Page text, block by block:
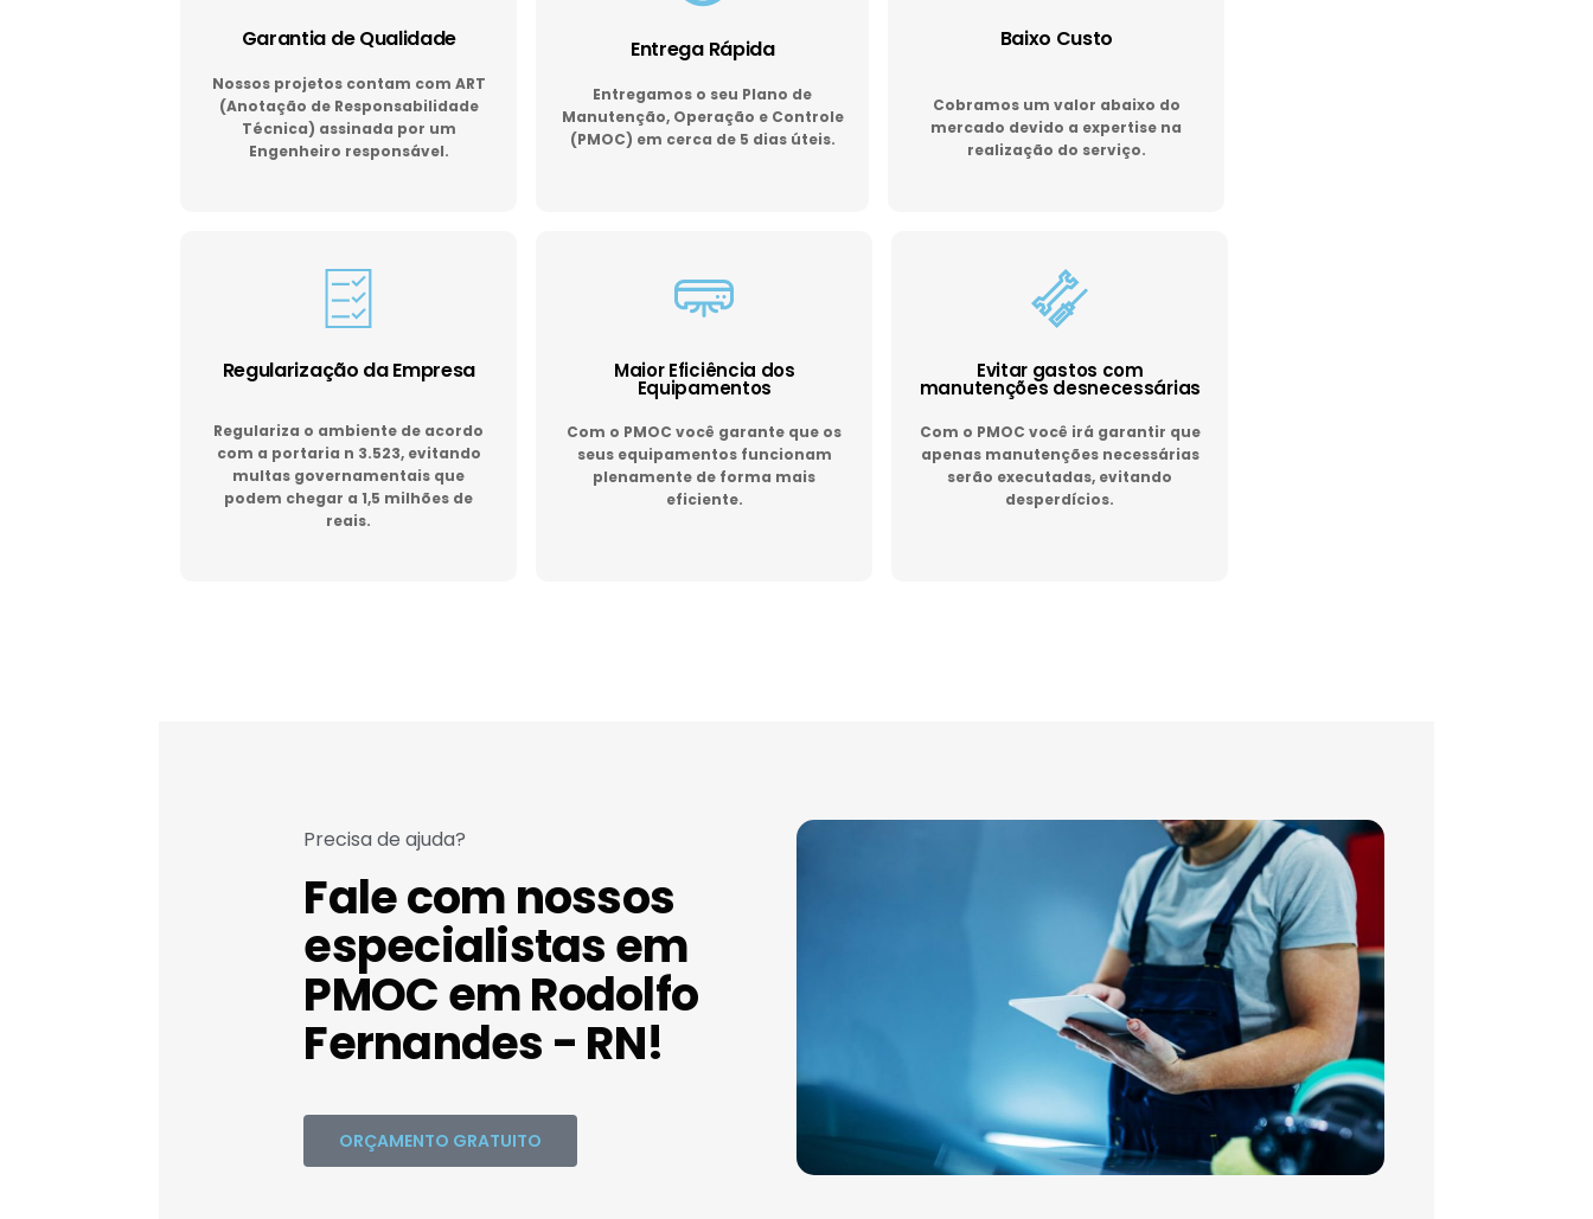
Garantia de Qualidade
Nossos projetos contam com ART
(Anotação de Responsabilidade
Técnica) assinada por um
Engenheiro responsável.
Entrega Rápida
Entregamos o seu Plano de
Manutenção, Operação e Controle
(PMOC) em cerca de 5 dias úteis.
Baixo Custo
Cobramos um valor abaixo do
mercado devido a expertise na
realização do serviço.
Regularização da Empresa
Regulariza o ambiente de acordo
com a portaria n 3.523, evitando
multas governamentais que
podem chegar a 1,5 milhões de
reais.
Maior Eficiência dos
Equipamentos
Com o PMOC você garante que os
seus equipamentos funcionam
plenamente de forma mais
eficiente.
Evitar gastos com
manutenções desnecessárias
Com o PMOC você irá garantir que
apenas manutenções necessárias
serão executadas, evitando
desperdícios.
Precisa de ajuda?
Fale com nossos
especialistas em
PMOC em Rodolfo
Fernandes - RN!
ORÇAMENTO GRATUITO